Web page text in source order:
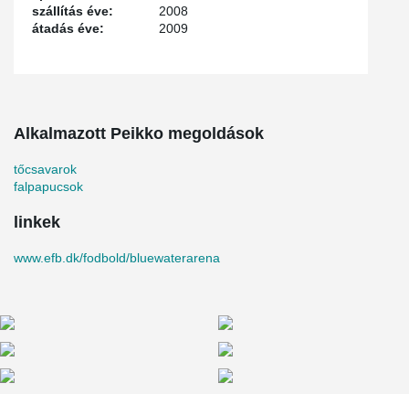
szállítás éve:
2008
átadás éve:
2009
Alkalmazott Peikko megoldások
tőcsavarok
falpapucsok
linkek
www.efb.dk/fodbold/bluewaterarena